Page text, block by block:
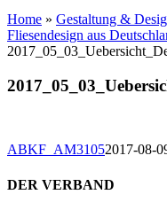
Home » Gestaltung &
Fliesendesign aus
ABKF_AM31052017-08-
DER VERBAND